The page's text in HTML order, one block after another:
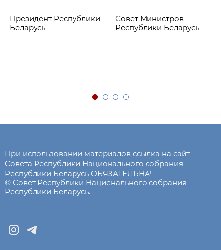
Президент Республики
Беларусь
Совет Министров
Республики Беларусь
При использовании материалов ссылка на сайт
Совета Республики Национального собрания
Республики Беларусь ОБЯЗАТЕЛЬНА!
© Совет Республики Национального собрания
Республики Беларусь.